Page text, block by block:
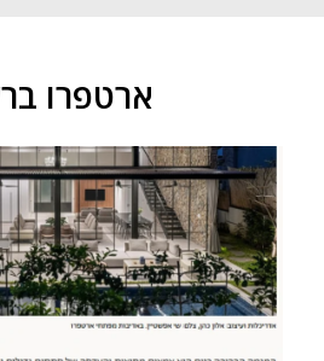
ארטפרו